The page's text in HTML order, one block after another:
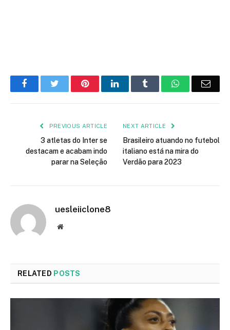
FacebookTwitter PinterestLinkedIn Tumblr WhatsApp
PREVIOUS ARTICLE
3 atletas do Inter se
destacam e acabam indo
parar na Seleção
NEXT ARTICLE
Brasileiro atuando no futebol
italiano está na mira do
Verdão para 2023
uesleiiclone8
Website
RELATED POSTS